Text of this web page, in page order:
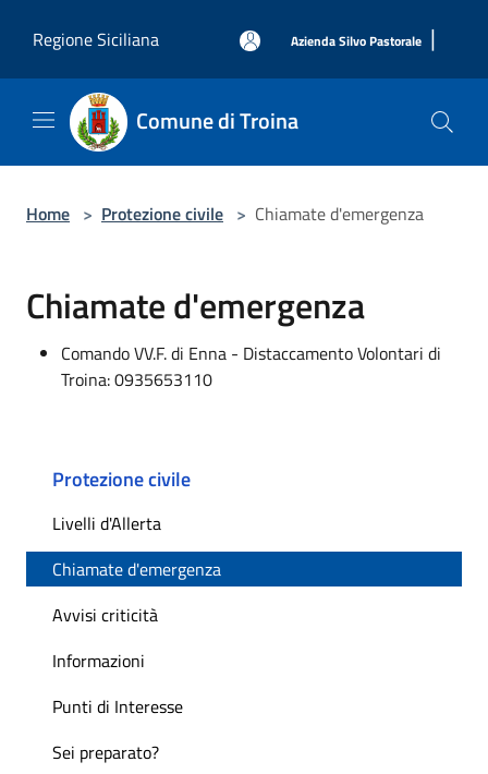
Regione Siciliana
Azienda Silvo Pastorale |
Comune di Troina
Home > Protezione civile > Chiamate d'emergenza
Chiamate d'emergenza
Comando VV.F. di Enna - Distaccamento Volontari di
Troina: 0935653110
Protezione civile
Livelli d'Allerta
Chiamate d'emergenza
Avvisi criticità
Informazioni
Punti di Interesse
Sei preparato?